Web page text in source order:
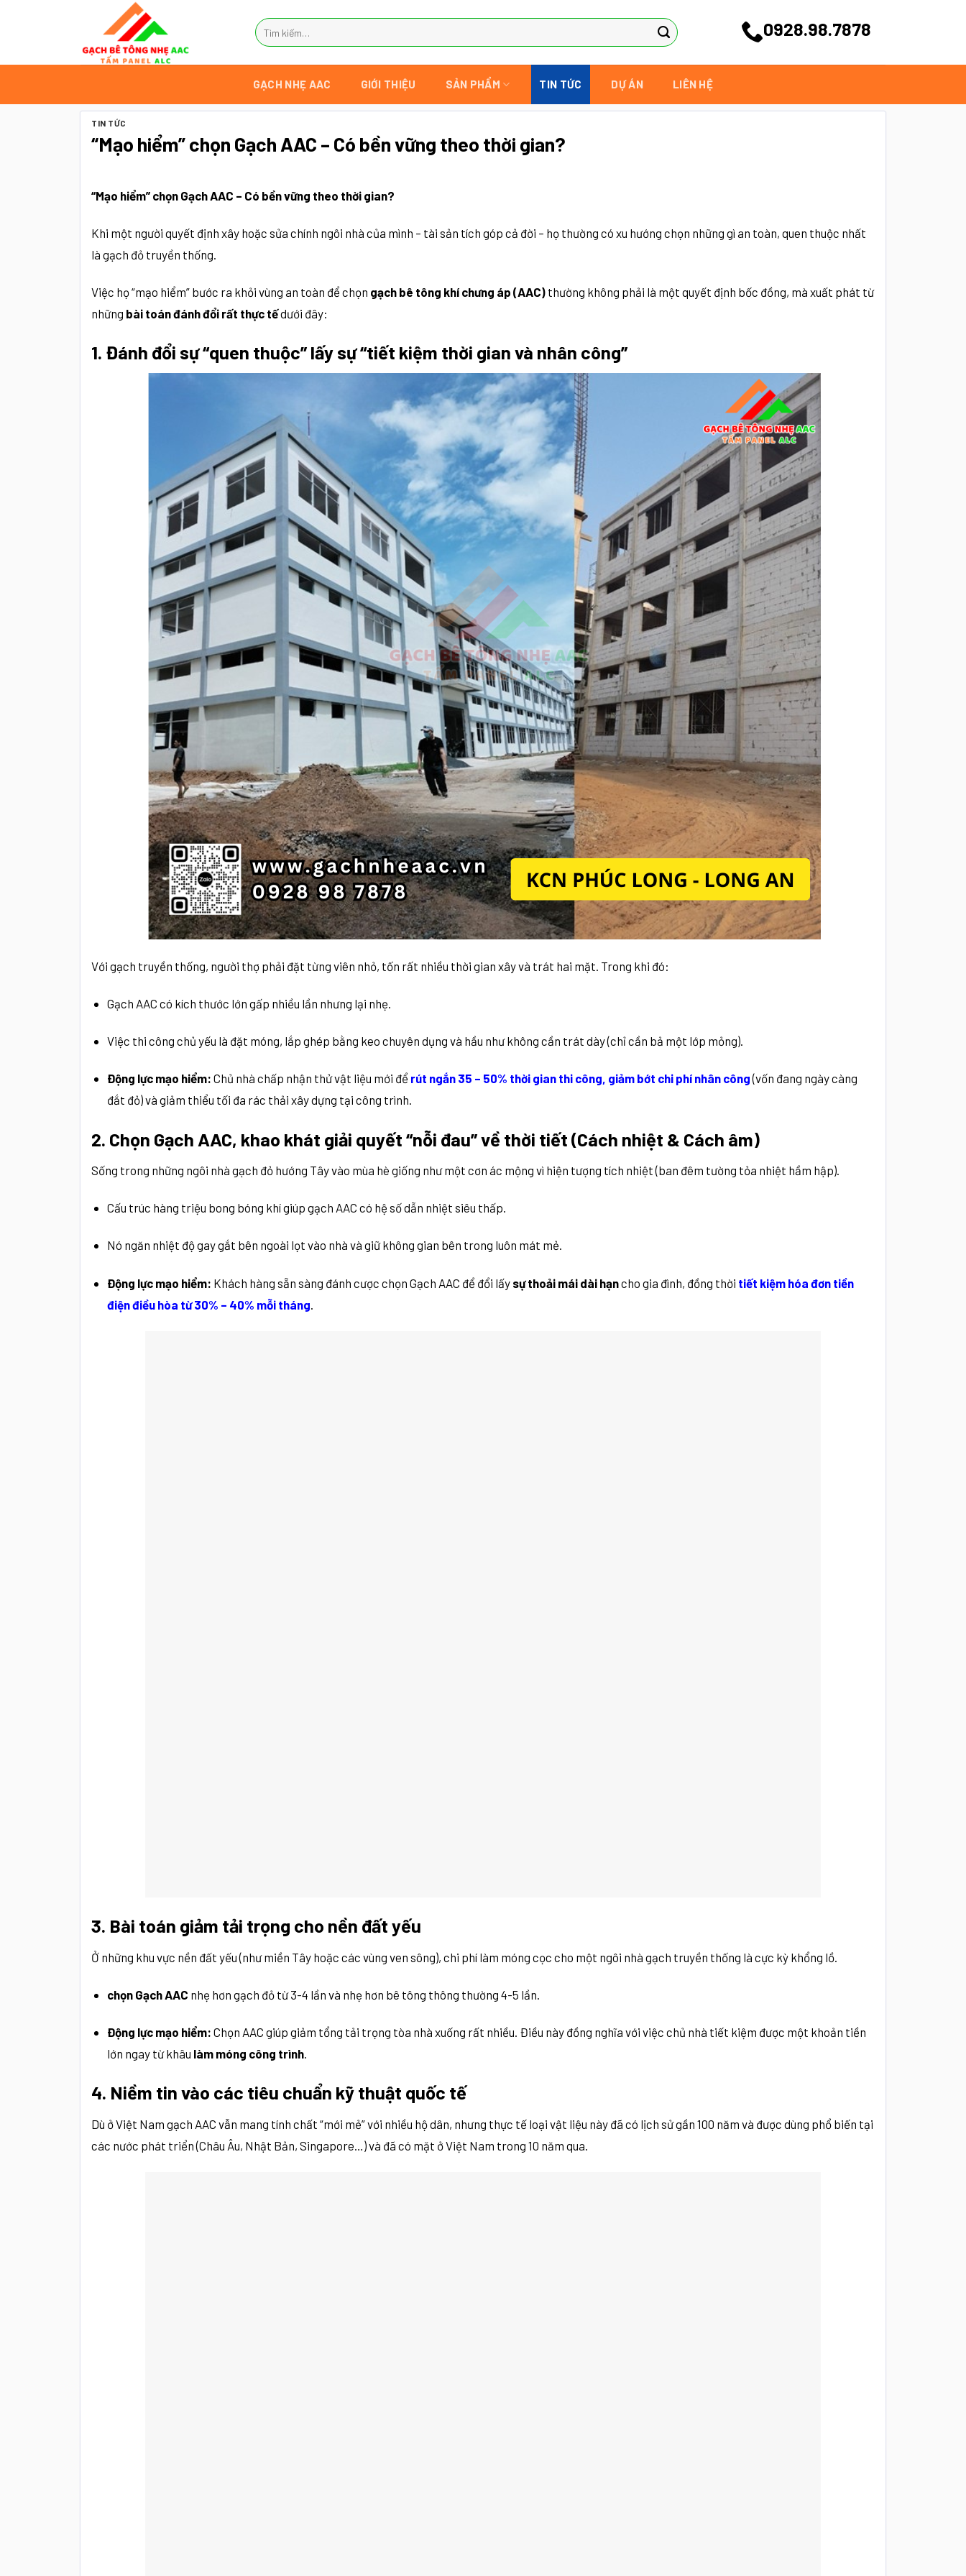
Tìm
kiếm:
0928.98.7878
GẠCH NHẸ AAC GIỚI THIỆU SẢN PHẨM TIN TỨC DỰ ÁN LIÊN HỆ
TIN TỨC
“Mạo hiểm” chọn Gạch AAC – Có bền vững theo thời gian?
“Mạo hiểm” chọn Gạch AAC – Có bền vững theo thời gian?
Khi một người quyết định xây hoặc sửa chính ngôi nhà của mình – tài sản tích góp cả đời – họ thường có xu hướng chọn những gì an toàn, quen thuộc nhất
là gạch đỏ truyền thống.
Việc họ “mạo hiểm” bước ra khỏi vùng an toàn để chọn gạch bê tông khí chưng áp (AAC) thường không phải là một quyết định bốc đồng, mà xuất phát từ
những bài toán đánh đổi rất thực tếdưới đây:
1. Đánh đổi sự “quen thuộc” lấy sự “tiết kiệm thời gian và nhân công”
Với gạch truyền thống, người thợ phải đặt từng viên nhỏ, tốn rất nhiều thời gian xây và trát hai mặt. Trong khi đó:
Gạch AAC có kích thước lớn gấp nhiều lần nhưng lại nhẹ.
Việc thi công chủ yếu là đặt móng, lắp ghép bằng keo chuyên dụng và hầu như không cần trát dày (chỉ cần bả một lớp mỏng).
Động lực mạo hiểm: Chủ nhà chấp nhận thử vật liệu mới để rút ngắn 35 – 50% thời gian thi công, giảm bớt chi phí nhân công(vốn đang ngày càng
đắt đỏ) và giảm thiểu tối đa rác thải xây dựng tại công trình.
2. Chọn Gạch AAC, khao khát giải quyết “nỗi đau” về thời tiết (Cách nhiệt & Cách âm)
Sống trong những ngôi nhà gạch đỏ hướng Tây vào mùa hè giống như một cơn ác mộng vì hiện tượng tích nhiệt (ban đêm tường tỏa nhiệt hầm hập).
Cấu trúc hàng triệu bong bóng khí giúp gạch AAC có hệ số dẫn nhiệt siêu thấp.
Nó ngăn nhiệt độ gay gắt bên ngoài lọt vào nhà và giữ không gian bên trong luôn mát mẻ.
Động lực mạo hiểm: Khách hàng sẵn sàng đánh cược chọn Gạch AAC để đổi lấy sự thoải mái dài hạncho gia đình, đồng thời tiết kiệm hóa đơn tiền
điện điều hòa từ 30% – 40% mỗi tháng
3. Bài toán giảm tải trọng cho nền đất yếu
Ở những khu vực nền đất yếu (như miền Tây hoặc các vùng ven sông), chi phí làm móng cọc cho một ngôi nhà gạch truyền thống là cực kỳ khổng lồ.
chọn Gạch AAC nhẹ hơn gạch đỏ từ 3-4 lần và nhẹ hơn bê tông thông thường 4-5 lần.
Động lực mạo hiểm: Chọn AAC giúp giảm tổng tải trọng tòa nhà xuống rất nhiều. Điều này đồng nghĩa với việc chủ nhà tiết kiệm được một khoản tiền
lớn ngay từ khâu làm móng công trình
4. Niềm tin vào các tiêu chuẩn kỹ thuật quốc tế
Dù ở Việt Nam gạch AAC vẫn mang tính chất “mới mẻ” với nhiều hộ dân, nhưng thực tế loại vật liệu này đã có lịch sử gần 100 năm và được dùng phổ biến tại
các nước phát triển (Châu Âu, Nhật Bản, Singapore…) và đã có mặt ở Việt Nam trong 10 năm qua.